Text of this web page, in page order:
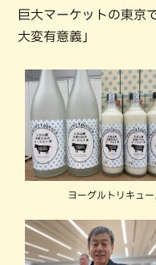
巨大マーケットの東京
大変有意義」
ヨーグルトリキュ